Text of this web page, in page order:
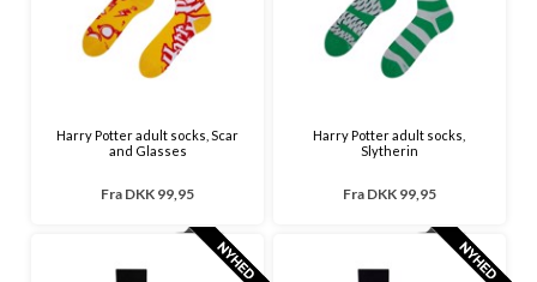
Harry Potter adult socks, Scar
and Glasses
Fra DKK 99,95
Harry Potter adult socks,
Slytherin
Fra DKK 99,95